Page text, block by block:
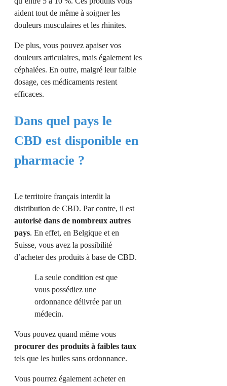
aident tout de même à soigner les
douleurs musculaires et les rhinites.
De plus, vous pouvez apaiser vos
douleurs articulaires, mais également les
céphalées. En outre, malgré leur faible
dosage, ces médicaments restent
efficaces.
Dans quel pays le
CBD est disponible en
pharmacie ?
Le territoire français interdit la
distribution de CBD. Par contre, il est
autorisé dans de nombreux autres
pays. En effet, en Belgique et en
Suisse, vous avez la possibilité
d’acheter des produits à base de CBD.
La seule condition est que
vous possédiez une
ordonnance délivrée par un
médecin.
Vous pouvez quand même vous
procurer des produits à faibles taux
tels que les huiles sans ordonnance.
Vous pourrez également acheter en